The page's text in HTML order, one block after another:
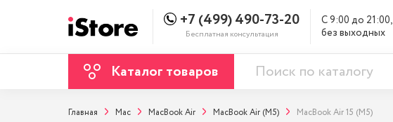
+7 (499) 490-73-20
Бесплатная консультация
С 9:00 до 21:00,
без выходных
Каталог товаров
Главная Mac MacBook Air MacBook Air (M5) MacBook Air 15 (M5)